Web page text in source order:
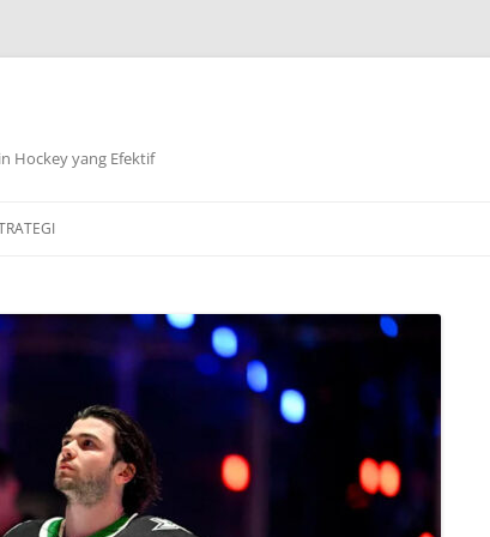
Hockey yang Efektif